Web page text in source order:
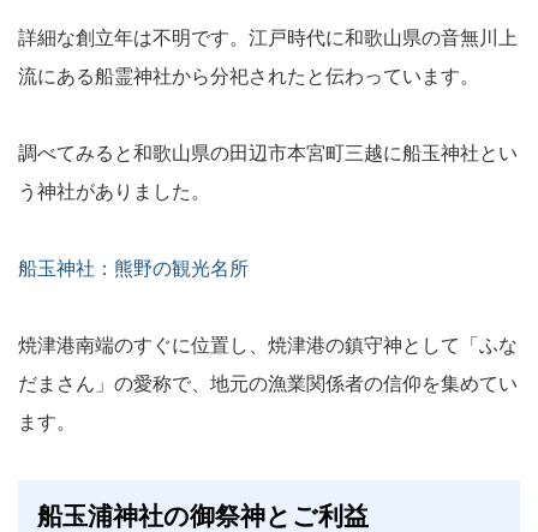
詳細な創立年は不明です。江戸時代に和歌山県の音無川上
流にある船霊神社から分祀されたと伝わっています。
調べてみると和歌山県の田辺市本宮町三越に船玉神社とい
う神社がありました。
船玉神社：熊野の観光名所
焼津港南端のすぐに位置し、焼津港の鎮守神として「ふな
だまさん」の愛称で、地元の漁業関係者の信仰を集めてい
ます。
船玉浦神社の御祭神とご利益